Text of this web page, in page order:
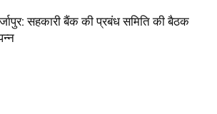
सहकारी बैंक की प्रबंध समिति की बैठक